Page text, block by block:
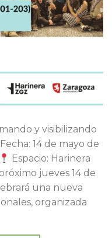
y visibilizando
Fecha: 14 de mayo de
Espacio: Harinera
jueves 14 de
una nueva
organizada